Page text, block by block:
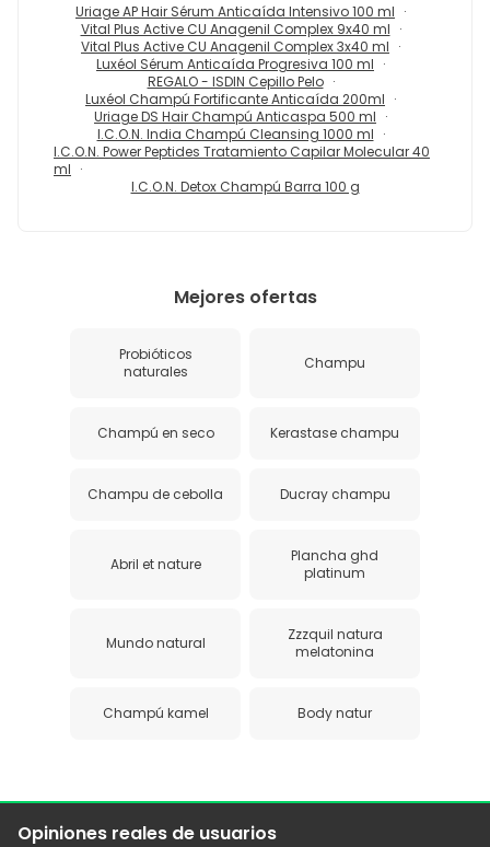
Uriage AP Hair Sérum Anticaída Intensivo 100 ml
Vital Plus Active CU Anagenil Complex 9x40 ml
Vital Plus Active CU Anagenil Complex 3x40 ml
Luxéol Sérum Anticaída Progresiva 100 ml
REGALO - ISDIN Cepillo Pelo
Luxéol Champú Fortificante Anticaída 200ml
Uriage DS Hair Champú Anticaspa 500 ml
I.C.O.N. India Champú Cleansing 1000 ml
I.C.O.N. Power Peptides Tratamiento Capilar Molecular 40
ml
I.C.O.N. Detox Champú Barra 100 g
Mejores ofertas
Probióticos
naturales
Champu
Champú en seco Kerastase champu
Champu de cebolla Ducray champu
Abril et nature
Plancha ghd
platinum
Mundo natural
Zzzquil natura
melatonina
Champú kamel Body natur
Opiniones reales de usuarios